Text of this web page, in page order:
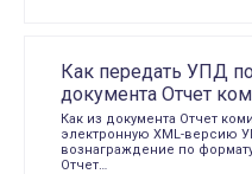
Как передать УПД
документа Отчет
Как из документа Отчет
электронную XML-версию
вознаграждение по
Отчет…